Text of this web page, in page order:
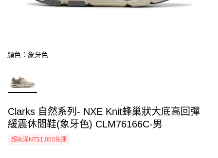
顏色：象牙色
Clarks 自然系列- NXE Knit蜂巢狀大底高回彈
緩震休閒鞋(象牙色) CLM76166C-男
超取滿NT$1,000免運